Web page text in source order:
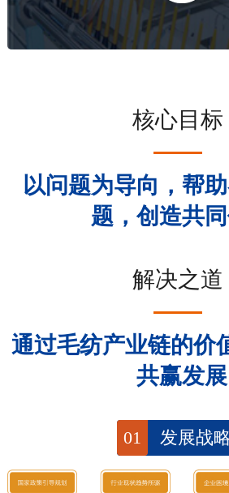
核心目标
以问题为导向，帮
题，创造共
解决之道
通过毛纺产业链的价
共赢发展
01 发展战